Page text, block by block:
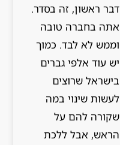
דבר ראשון, זה בסדר.
אתה בחברה טובה
וממש לא לבד. כמוך
יש עוד אלפי גברים
בישראל שרוצים
לעשות שינוי במה
שקורה להם על
הראש, אבל ללכת